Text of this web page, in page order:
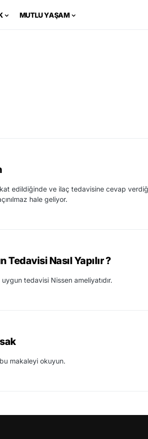
MUTLU YAŞAM
edildiğinde ve ilaç tedavisine cevap
hale geliyor.
Tedavisi Nasıl Yapılır ?
tedavisi Nissen ameliyatıdır.
makaleyi okuyun.